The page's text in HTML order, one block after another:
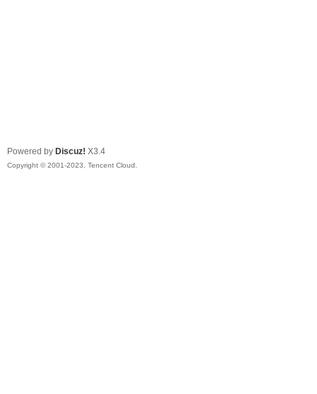
Powered by Discuz! X3.4
Copyright © 2001-2023, Tencent Cloud.